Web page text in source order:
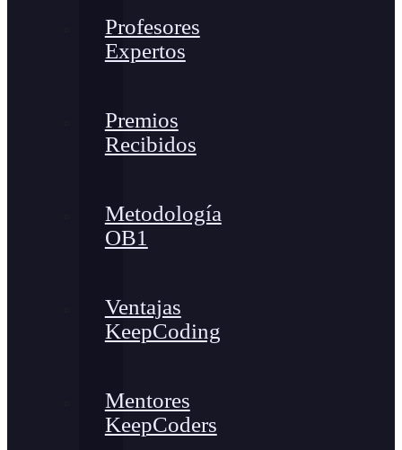
Profesores
Expertos
Premios
Recibidos
Metodología
OB1
Ventajas
KeepCoding
Mentores
KeepCoders